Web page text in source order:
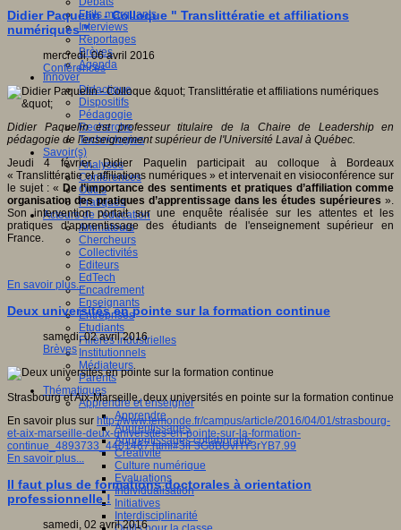
Faits marquants
Interviews
Reportages
Brèves
Agenda
Innover
Didactique
Dispositifs
Pédagogie
Recherche
Technologies
Savoir(s)
Analyses
Conférences
Outils
Pratiques
Acteurs de l'éducation
Animateurs
Chercheurs
Collectivités
Editeurs
EdTech
Encadrement
Enseignants
Entreprises
Etudiants
Filières industrielles
Institutionnels
Médiateurs
Parents
Thématiques
Apprendre et enseigner
Apprendre
Apprentissages
Apprentissages collaboratifs
Créativité
Culture numérique
Evaluations
Individualisation
Initiatives
Interdisciplinarité
Didier Paquelin - Colloque " Translittératie et affiliations
numériques "
mercredi, 06 avril 2016
Conférences
Didier Paquelin est professeur titulaire de la Chaire de Leadership en
pédagogie de l'enseignement supérieur de l'Université Laval à Québec.
Jeudi 4 février, Didier Paquelin participait au colloque à Bordeaux
« Translittératie et affiliations numériques » et intervenait en visioconférence sur
le sujet : « De l’importance des sentiments et pratiques d’affiliation comme
organisation des pratiques d’apprentissage dans les études supérieures ».
Son intervention portait sur une enquête réalisée sur les attentes et les
pratiques d'apprentissage des étudiants de l'enseignement supérieur en
France.
En savoir plus...
Deux universités en pointe sur la formation continue
samedi, 02 avril 2016
Brèves
Strasbourg et Aix-Marseille, deux universités en pointe sur la formation continue
En savoir plus sur http://www.lemonde.fr/campus/article/2016/04/01/strasbourg-
et-aix-marseille-deux-universites-en-pointe-sur-la-formation-
continue_4893733_4401467.html#3lF3G8BUvHY3rYB7.99
En savoir plus...
Il faut plus de formations doctorales à orientation
professionnelle !
samedi, 02 avril 2016